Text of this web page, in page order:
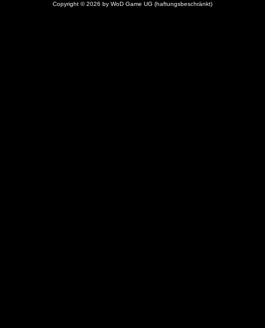
Copyright © 2026 by WoD Game UG (haftungsbeschränkt)